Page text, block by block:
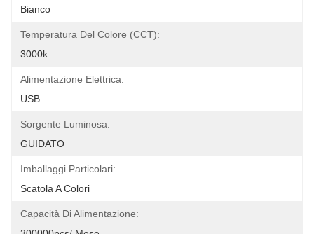
Bianco
Temperatura Del Colore (CCT):
3000k
Alimentazione Elettrica:
USB
Sorgente Luminosa:
GUIDATO
Imballaggi Particolari:
Scatola A Colori
Capacità Di Alimentazione: